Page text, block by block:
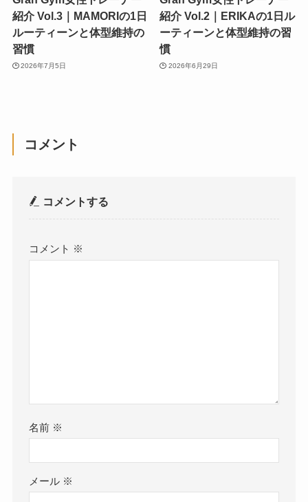
紹介 Vol.3｜MAMORIの1日
ルーティーンと体型維持の
習慣
2026年7月5日
紹介 Vol.2｜ERIKAの1日ル
ーティーンと体型維持の習
慣
2026年6月29日
コメント
コメントする
コメント ※
名前 ※
メール ※